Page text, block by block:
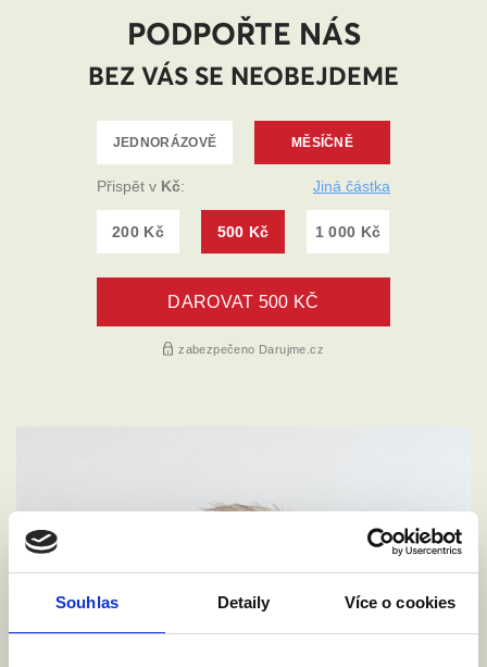
Souhlas Detaily Více o cookies
PODPOŘTE NÁS
BEZ VÁS SE NEOBEJDEME